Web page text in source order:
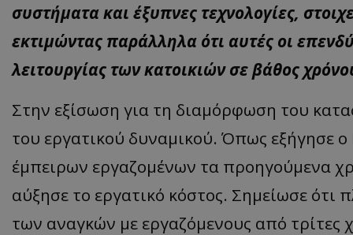
συστήματα και έξυπνες τεχνολογίες,
εκτιμώντας παράλληλα ότι αυτές οι
λειτουργίας των κατοικιών σε βάθος
Στην εξίσωση για τη διαμόρφωση του
του εργατικού δυναμικού. Όπως εξήγησε
έμπειρων εργαζομένων τα προηγούμενα
αύξησε το εργατικό κόστος. Σημείωσε
των αναγκών με εργαζόμενους από τρίτες
msToken